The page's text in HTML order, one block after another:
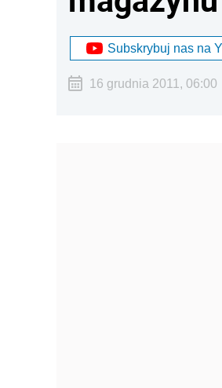
Subskrybuj nas na
16 grudnia 2011, 06:00